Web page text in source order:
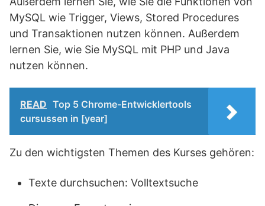
MySQL wie Trigger, Views, Stored Procedures
und Transaktionen nutzen können. Außerdem
lernen Sie, wie Sie MySQL mit PHP und Java
nutzen können.
READ Top 5 Chrome-Entwicklertools
cursussen in [year]
Zu den wichtigsten Themen des Kurses gehören:
Texte durchsuchen: Volltextsuche